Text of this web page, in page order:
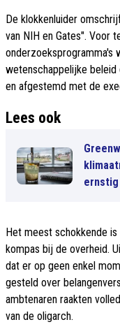
De klokkenluider
van NIH en Gates". Voor
onderzoeksprogramma's
wetenschappelijke
en afgestemd met de
Lees ook
ernstig
Het meest schokkende
kompas bij de overheid.
dat er op geen enkel
gesteld over
ambtenaren raakten
van de oligarch.